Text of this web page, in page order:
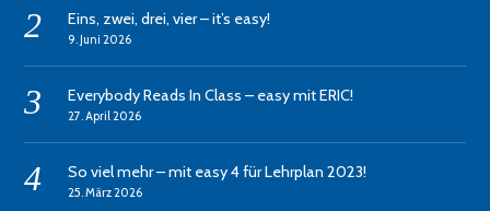
Eins, zwei, drei, vier – it’s easy!
9. Juni 2026
Everybody Reads In Class – easy mit ERIC!
27. April 2026
So viel mehr – mit easy 4 für Lehrplan 2023!
25. März 2026